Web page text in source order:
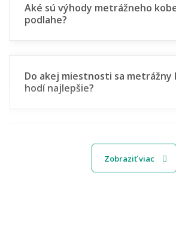
Aké sú výhody metrážneho
podlahe?
Do akej miestnosti sa metrážny
hodí najlepšie?
Hodí se metrážny koberec aj do
Zobraziť viac